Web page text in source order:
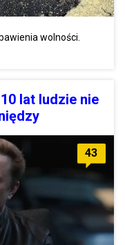
wolności.
lat ludzie nie
43